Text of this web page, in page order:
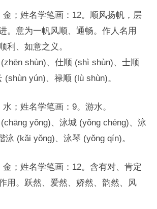
金；姓名学笔画：12。顺风扬帆，层
。意为一帆风顺、通畅。作人名用
利、如意之义。
shùn)、仕顺 (shì shùn)、士顺
(shùn yún)、禄顺 (lù shùn)。
水；姓名学笔画：9。游水。
yǒng)、泳城 (yǒng chéng)、泳
泳 (kǎi yǒng)、泳琴 (yǒng qín)。
金；姓名学笔画：12。含有对、肯定
用。跃然、爱然、娇然、韵然、风